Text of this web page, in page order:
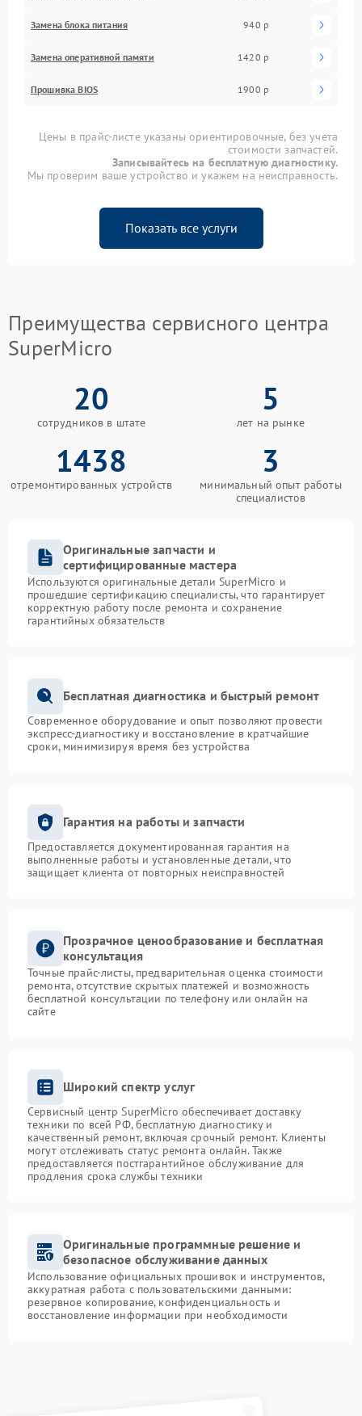
Замена блока питания 940 р
Замена оперативной памяти 1420 р
Прошивка BIOS 1900 р
Цены в прайс-листе указаны ориентировочные, без учета
стоимости запчастей.
Записывайтесь на бесплатную диагностику.
Мы проверим ваше устройство и укажем на неисправность.
Показать все услуги
Преимущества сервисного центра
SuperMicro
20
сотрудников в штате
5
лет на рынке
1438
отремонтированных устройств
3
минимальный опыт работы
специалистов
Оригинальные запчасти и
сертифицированные мастера
Используются оригинальные детали SuperMicro и
прошедшие сертификацию специалисты, что гарантирует
корректную работу после ремонта и сохранение
гарантийных обязательств
Бесплатная диагностика и быстрый ремонт
Современное оборудование и опыт позволяют провести
экспресс-диагностику и восстановление в кратчайшие
сроки, минимизируя время без устройства
Гарантия на работы и запчасти
Предоставляется документированная гарантия на
выполненные работы и установленные детали, что
защищает клиента от повторных неисправностей
Прозрачное ценообразование и бесплатная
консультация
Точные прайс-листы, предварительная оценка стоимости
ремонта, отсутствие скрытых платежей и возможность
бесплатной консультации по телефону или онлайн на
сайте
Широкий спектр услуг
Сервисный центр SuperMicro обеспечивает доставку
техники по всей РФ, бесплатную диагностику и
качественный ремонт, включая срочный ремонт. Клиенты
могут отслеживать статус ремонта онлайн. Также
предоставляется постгарантийное обслуживание для
продления срока службы техники
Оригинальные программные решение и
безопасное обслуживание данных
Использование официальных прошивок и инструментов,
аккуратная работа с пользовательскими данными:
резервное копирование, конфиденциальность и
восстановление информации при необходимости